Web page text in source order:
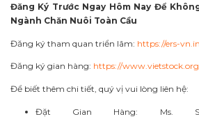
Đăng Ký TrướcNgay Hôm Nay Để
Ngành Chăn Nuôi Toàn Cầu
Đăng ký tham quan triển lãm: https://ers-
Đăng ký gian hàng: https://
Để biết thêm chi tiết, quý vị vui lòng liên hệ:
Đặt Gian Hàng: Ms.